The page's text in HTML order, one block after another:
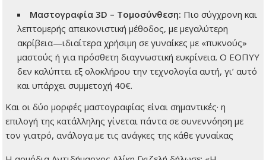
Μαστογραφία 3D – Τομοσύνθεση: Πιο σύγχρονη και
λεπτομερής απεικονιστική μέθοδος, με μεγαλύτερη
ακρίβεια—ιδιαίτερα χρήσιμη σε γυναίκες με «πυκνούς»
μαστούς ή για πρόσθετη διαγνωστική ευκρίνεια. Ο ΕΟΠΥΥ
δεν καλύπτει εξ ολοκλήρου την τεχνολογία αυτή, γι’ αυτό
και υπάρχει συμμετοχή 40€.
Και οι δύο μορφές μαστογραφίας είναι σημαντικές· η
επιλογή της κατάλληλης γίνεται πάντα σε συνεννόηση με
τον γιατρό, ανάλογα με τις ανάγκες της κάθε γυναίκας